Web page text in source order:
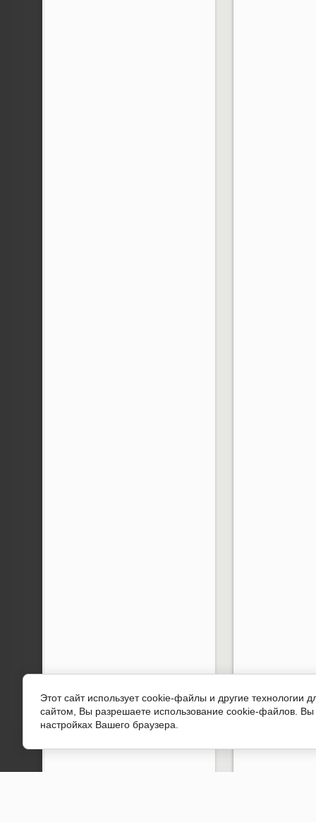
Этот сайт использует cookie-файлы и другие технологии
сайтом, Вы разрешаете использование cookie-файлов.
настройках Вашего браузера.